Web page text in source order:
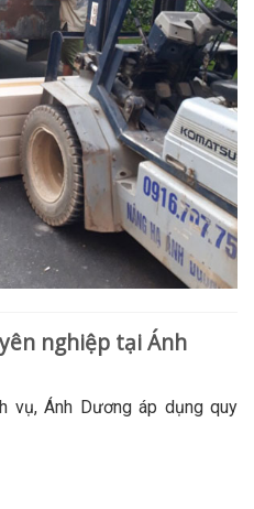
nghiệp tại Ánh
vụ, Ánh Dương áp dụng quy